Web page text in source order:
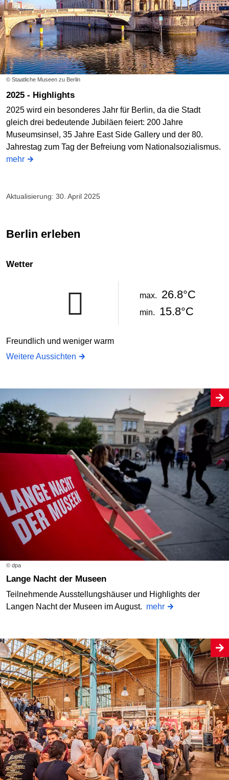
© Staatliche Museen zu Berlin
2025 - Highlights
2025 wird ein besonderes Jahr für Berlin, da die Stadt
gleich drei bedeutende Jubiläen feiert: 200 Jahre
Museumsinsel, 35 Jahre East Side Gallery und der 80.
Jahrestag zum Tag der Befreiung vom Nationalsozialismus.
mehr
Aktualisierung: 30. April 2025
Berlin erleben
Wetter
max. 26.8°C
min. 15.8°C
Freundlich und weniger warm
Weitere Aussichten
© dpa
Lange Nacht der Museen
Teilnehmende Ausstellungshäuser und Highlights der
Langen Nacht der Museen im August. mehr